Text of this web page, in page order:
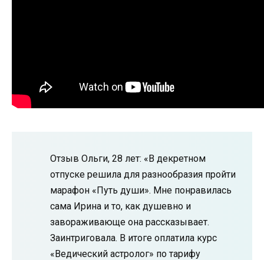
Отзыв Ольги, 28 лет: «В декретном
отпуске решила для разнообразия пройти
марафон «Путь души». Мне понравилась
сама Ирина и то, как душевно и
завораживающе она рассказывает.
Заинтриговала. В итоге оплатила курс
«Ведический астролог» по тарифу